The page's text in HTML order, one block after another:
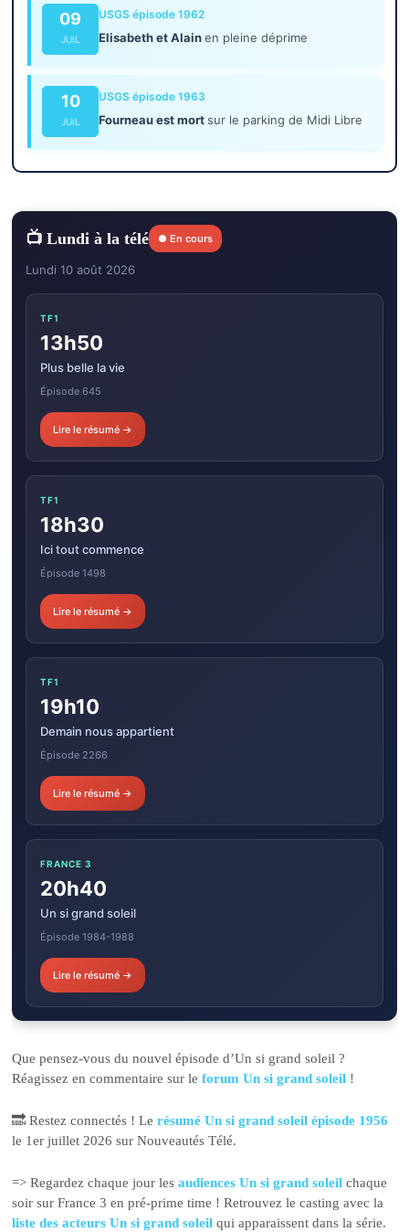
09
JUIL
USGS épisode 1962
Elisabeth et Alainen pleine déprime
10
JUIL
USGS épisode 1963
Fourneau est mortsur le parking de Midi Libre
📺 Lundi à la télé ● En cours
Lundi 10 août 2026
TF1
13h50
Plus belle la vie
Épisode 645
Lire le résumé →
TF1
18h30
Ici tout commence
Épisode 1498
Lire le résumé →
TF1
19h10
Demain nous appartient
Épisode 2266
Lire le résumé →
FRANCE 3
20h40
Un si grand soleil
Épisode 1984-1988
Lire le résumé →
Que pensez-vous du nouvel épisode d’Un si grand soleil ?
Réagissez en commentaire sur leforum Un si grand soleil !
🔜 Restez connectés ! Lerésumé Un si grand soleil épisode 1956
le 1er juillet 2026 sur Nouveautés Télé.
=> Regardez chaque jour lesaudiences Un si grand soleil chaque
soir sur France 3 en pré-prime time ! Retrouvez le casting avec la
liste des acteurs Un si grand soleil qui apparaissent dans la série.